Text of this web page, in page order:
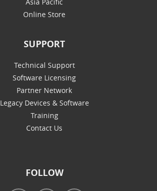
Online Store
SUPPORT
Technical Support
Software Licensing
Partner Network
Legacy Devices & Software
Training
Contact Us
FOLLOW